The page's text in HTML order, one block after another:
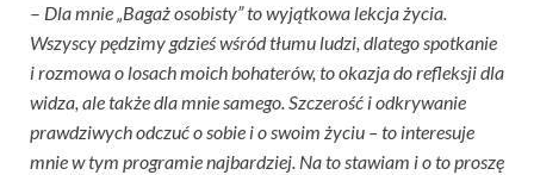
– Dla mnie „Bagaż osobisty” to wyjątkowa lekcja życia.
Wszyscy pędzimy gdzieś wśród tłumu ludzi, dlatego spotkanie
i rozmowa o losach moich bohaterów, to okazja do refleksji dla
widza, ale także dla mnie samego. Szczerość i odkrywanie
prawdziwych odczuć o sobie i o swoim życiu – to interesuje
mnie w tym programie najbardziej. Na to stawiam i o to proszę